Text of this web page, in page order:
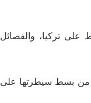
تركيا، والفصائل
لها من بسط سيطرتها على